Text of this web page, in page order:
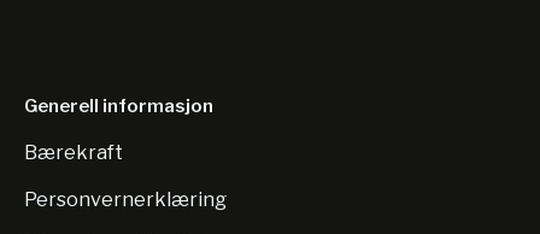
Generell informasjon
Bærekraft
Personvernerklæring